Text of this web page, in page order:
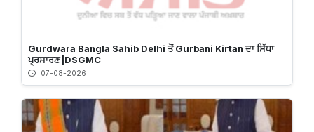
Gurdwara Bangla Sahib Delhi ਤੋਂ Gurbani Kirtan ਦਾ ਸਿੱਧਾ
ਪ੍ਰਸਾਰਣ |DSGMC
07-08-2026